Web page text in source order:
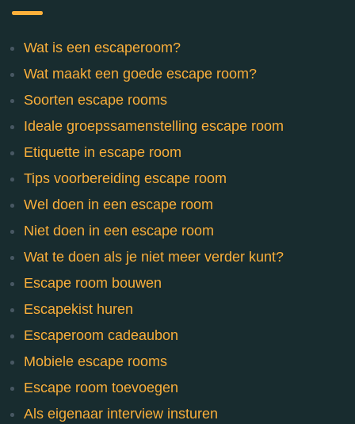
Wat is een escaperoom?
Wat maakt een goede escape room?
Soorten escape rooms
Ideale groepssamenstelling escape room
Etiquette in escape room
Tips voorbereiding escape room
Wel doen in een escape room
Niet doen in een escape room
Wat te doen als je niet meer verder kunt?
Escape room bouwen
Escapekist huren
Escaperoom cadeaubon
Mobiele escape rooms
Escape room toevoegen
Als eigenaar interview insturen